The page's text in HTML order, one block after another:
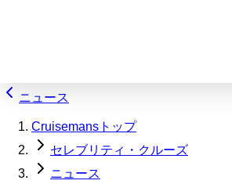
ニュース
Cruisemansトップ
セレブリティ・クルーズ
ニュース